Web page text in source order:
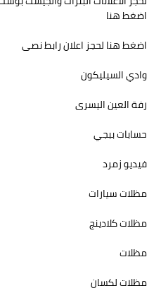
اضغط هنا
اضغط هنا لحجز اعلان رابط نصى
وادي السيليكون
رفة العين اليسرى
حسابات ببجي
فيديو زمرد
مظلات سيارات
مظلات كلادينج
مظلات
مظلات لكسان